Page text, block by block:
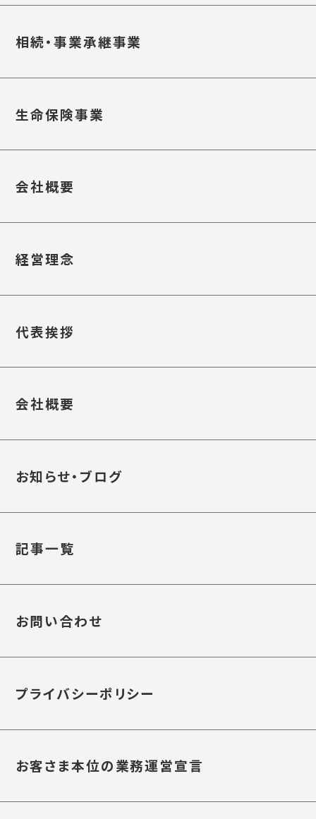
相続・事業承継事業
生命保険事業
会社概要
経営理念
代表挨拶
会社概要
お知らせ・ブログ
記事一覧
お問い合わせ
プライバシーポリシー
お客さま本位の業務運営宣言